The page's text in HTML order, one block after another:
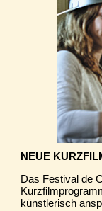
NEUE
Das Festival de
künstlerisch